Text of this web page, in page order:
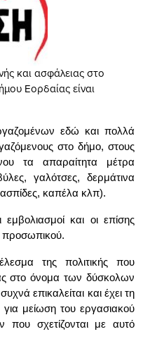
και ασφάλειας στο
Εορδαίας είναι
εδώ και πολλά
στο δήμο, στους
τα απαραίτητα μέτρα
γαλότσες, δερμάτινα
καπέλα κλπ).
και οι επίσης
προσωπικού.
της πολιτικής που
στο όνομα των δύσκολων
επικαλείται και έχει τη
για μείωση του εργασιακού
σχετίζονται με αυτό